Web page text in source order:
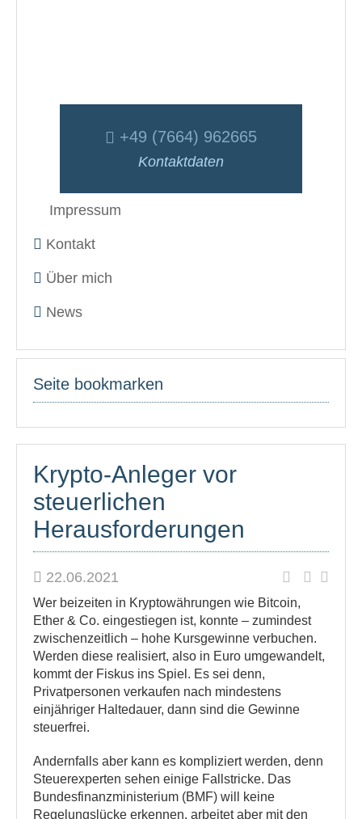
+49 (7664) 962665
Kontaktdaten
Impressum
Kontakt
Über mich
News
Seite bookmarken
Krypto-Anleger vor
steuerlichen
Herausforderungen
22.06.2021
Wer beizeiten in Kryptowährungen wie Bitcoin,
Ether & Co. eingestiegen ist, konnte – zumindest
zwischenzeitlich – hohe Kursgewinne verbuchen.
Werden diese realisiert, also in Euro umgewandelt,
kommt der Fiskus ins Spiel. Es sei denn,
Privatpersonen verkaufen nach mindestens
einjähriger Haltedauer, dann sind die Gewinne
steuerfrei.
Andernfalls aber kann es kompliziert werden, denn
Steuerexperten sehen einige Fallstricke. Das
Bundesfinanzministerium (BMF) will keine
Regelungslücke erkennen, arbeitet aber mit den